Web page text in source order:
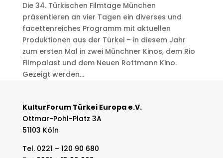
Die 34. Türkischen Filmtage München
präsentieren an vier Tagen ein diverses und
facettenreiches Programm mit aktuellen
Produktionen aus der Türkei – in diesem Jahr
zum ersten Mal in zwei Münchner Kinos, dem Rio
Filmpalast und dem Neuen Rottmann Kino.
Gezeigt werden...
KulturForum Türkei Europa e.V.
Ottmar-Pohl-Platz 3A
51103 Köln
Tel. 0221 – 120 90 680